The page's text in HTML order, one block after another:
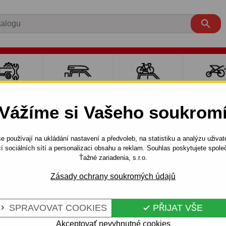
si Vašeho
používají na ukládání nastavení a předvoleb, na statistiku a analýzu
sociálních sítí a personalizaci obsahu a reklam. Souhlas poskytujete
Ťažné zariadenia, s.r.o.
Zásady ochrany soukromých údajů
SPRAVOVAT COOKIES  PŘIJAT VŠE
Akceptovať nevyhnutné cookies

"H" (04.2004 - 11.2010) Tažné zařízení pro Opel
ASTRA -
Kód: E 45 S
Opel ASTRA - H - 3/5 dv.